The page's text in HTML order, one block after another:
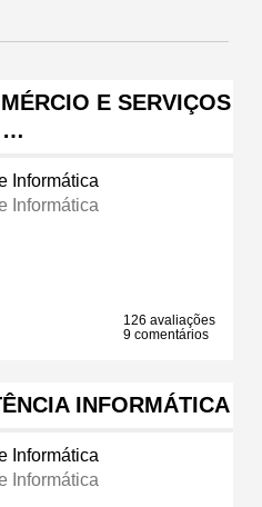
E SERVIÇOS
…
Informática
Informática
126 avaliações
9 comentários
INFORMÁTICA
Informática
Informática